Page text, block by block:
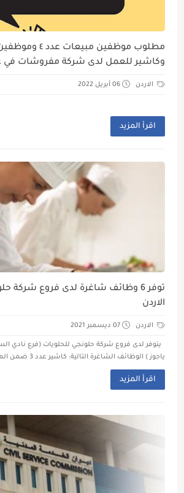
مطلوب موظفين
وكاشير للعمل لدى شركة مفروشات في
الاردن 06 أبريل 2022
اقرأ المزيد
توفر 6 وظائف شاغرة لدى فروع شركة
الاردن
الاردن 07 ديسمبر 2021
يتوفر لدى فروع شركة حلونجي للحلويات (فرع نادي
ياجوز ) الوظائف الشاغرة التالية: كاشير عدد 3 ضمن المؤهلات والشروط ...
اقرأ المزيد